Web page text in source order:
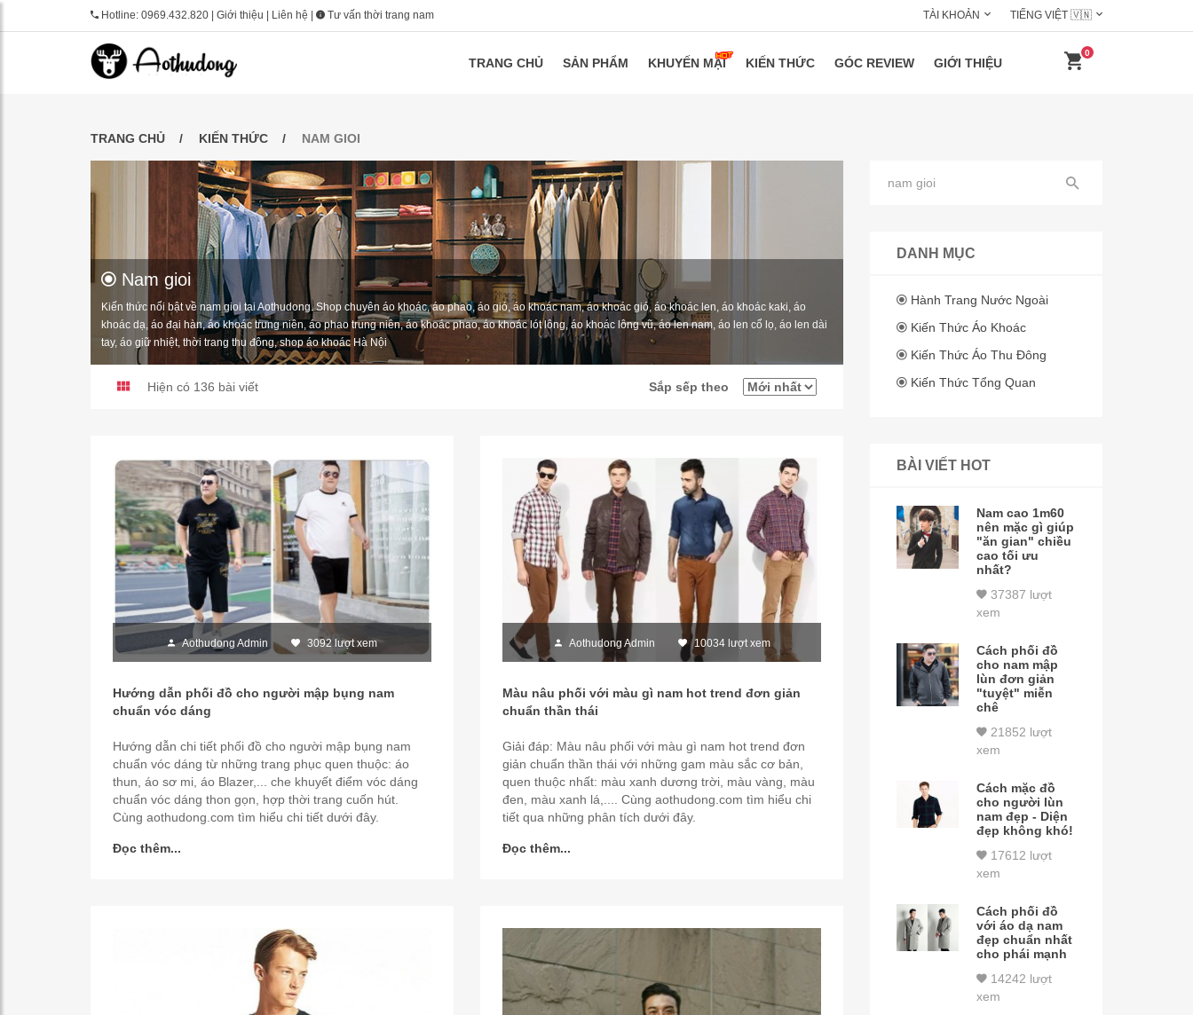
Hotline: 0969.432.820 Giới thiệu Liên hệ Tư vấn thời trang nam TÀI KHOẢN TIẾNG VIỆT 🇻🇳
TRANG CHỦ SẢN PHẨM KHUYẾN MẠI KIẾN THỨC GÓC REVIEW GIỚI THIỆU
0
TRANG CHỦ KIẾN THỨC NAM GIOI
Nam gioi
Kiến thức nổi bật về nam gioi tại Aothudong. Shop chuyên áo khoác, áo phao, áo gió, áo khoác nam, áo khoác gió, áo khoác len, áo khoác kaki, áo
khoác dạ, áo đại hàn, áo khoác trung niên, áo phao trung niên, áo khoác phao, áo khoác lót lông, áo khoác lông vũ, áo len nam, áo len cổ lọ, áo len dài
tay, áo giữ nhiệt, thời trang thu đông, shop áo khoác Hà Nội
Hiện có 136 bài viết Sắp sếp theo
Aothudong Admin 3092 lượt xem
Hướng dẫn phối đồ cho người mập bụng nam
chuẩn vóc dáng
Hướng dẫn chi tiết phối đồ cho người mập bụng nam
chuẩn vóc dáng từ những trang phục quen thuộc: áo
thun, áo sơ mi, áo Blazer,... che khuyết điểm vóc dáng
chuẩn vóc dáng thon gọn, hợp thời trang cuốn hút.
Cùng aothudong.com tìm hiểu chi tiết dưới đây.
Đọc thêm...
Aothudong Admin 10034 lượt xem
Màu nâu phối với màu gì nam hot trend đơn giản
chuẩn thần thái
Giải đáp: Màu nâu phối với màu gì nam hot trend đơn
giản chuẩn thần thái với những gam màu sắc cơ bản,
quen thuộc nhất: màu xanh dương trời, màu vàng, màu
đen, màu xanh lá,.... Cùng aothudong.com tìm hiểu chi
tiết qua những phân tích dưới đây.
Đọc thêm...
DANH MỤC
Hành Trang Nước Ngoài
Kiến Thức Áo Khoác
Kiến Thức Áo Thu Đông
Kiến Thức Tổng Quan
BÀI VIẾT HOT
Nam cao 1m60
nên mặc gì giúp
"ăn gian" chiều
cao tối ưu
nhất?
37387 lượt
xem
Cách phối đồ
cho nam mập
lùn đơn giản
"tuyệt" miễn
chê
21852 lượt
xem
Cách mặc đồ
cho người lùn
nam đẹp - Diện
đẹp không khó!
17612 lượt
xem
Cách phối đồ
với áo dạ nam
đẹp chuẩn nhất
cho phái mạnh
14242 lượt
xem